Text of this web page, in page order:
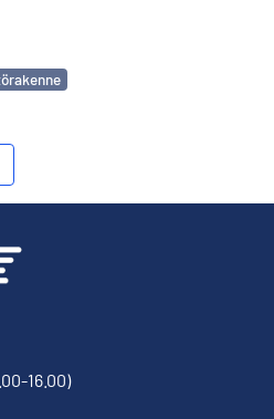
16.00)